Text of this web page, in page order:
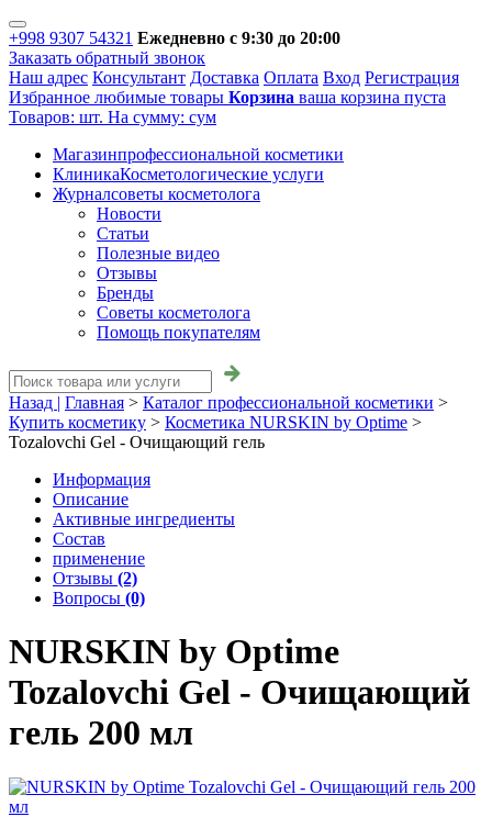
+998 9307 54321 Ежедневно с 9:30 до 20:00
Заказать обратный звонок
Наш адрес Консультант Доставка Оплата Вход Регистрация
Избранное любимые товары Корзина ваша корзина пуста
Товаров: шт. На сумму: сум
Магазинпрофессиональной косметики
КлиникаКосметологические услуги
Журналсоветы косметолога
Новости
Статьи
Полезные видео
Отзывы
Бренды
Советы косметолога
Помощь покупателям
Назад | Главная > Каталог профессиональной косметики >
Купить косметику > Косметика NURSKIN by Optime >
Tozalovchi Gel - Очищающий гель
Информация
Описание
Активные ингредиенты
Состав
применение
Отзывы (2)
Вопросы (0)
NURSKIN by Optime
Tozalovchi Gel - Очищающий
гель 200 мл